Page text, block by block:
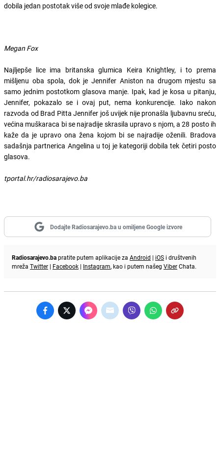
dobila jedan postotak više od svoje mlađe kolegice.
Megan Fox
Najljepše lice ima britanska glumica Keira Knightley, i to prema
mišljenu oba spola, dok je Jennifer Aniston na drugom mjestu sa
samo jednim postotkom glasova manje. Ipak, kad je kosa u pitanju,
Jennifer, pokazalo se i ovaj put, nema konkurencije. Iako nakon
razvoda od Brad Pitta Jennifer još uvijek nije pronašla ljubavnu sreću,
većina muškaraca bi se najradije skrasila upravo s njom, a 28 posto ih
kaže da je upravo ona žena kojom bi se najradije oženili. Bradova
sadašnja partnerica Angelina u toj je kategoriji dobila tek četiri posto
glasova.
tportal.hr/radiosarajevo.ba
Dodajte Radiosarajevo.ba u omiljene Google izvore
Radiosarajevo.bapratite putem aplikacije za Android | iOS i društvenih
mreža Twitter | Facebook | Instagram, kao i putem našeg ViberChata.